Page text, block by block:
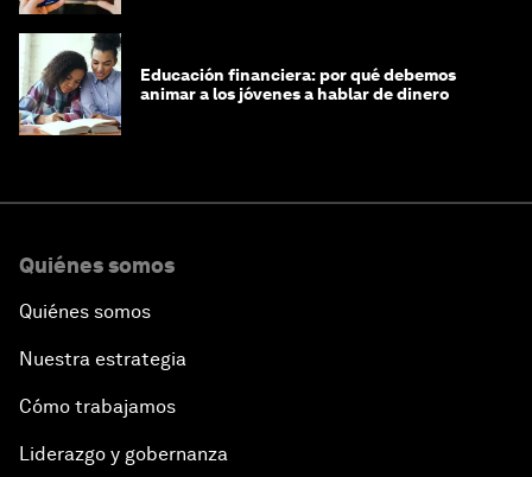
Educación financiera: por qué debemos
animar a los jóvenes a hablar de dinero
Quiénes somos
Quiénes somos
Nuestra estrategia
Cómo trabajamos
Liderazgo y gobernanza